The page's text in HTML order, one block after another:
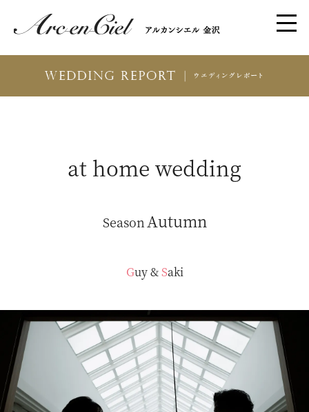
at home wedding
Season Autumn
Guy& Saki